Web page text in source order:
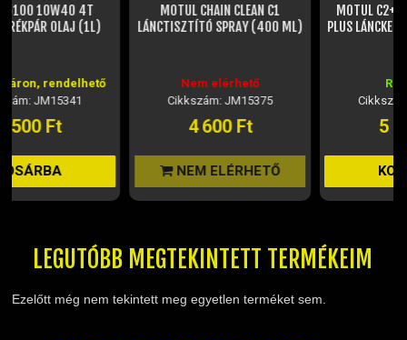
MOTUL CHAIN CLEAN C1
LÁNCTISZTÍTÓ SPRAY (400 ML)
Nem elérhető
Cikkszám: JM15375
NEM ELÉRHETŐ
MOTUL C2+ CHAINLUBE ROAD
PLUS LÁNCKENŐ SPRAY (400ML)
Cikkszám: JM31252
KOSÁRBA
LEGUTÓBB MEGTEKINTETT TERMÉKEIM
Ezelőtt még nem tekintett meg egyetlen terméket sem.